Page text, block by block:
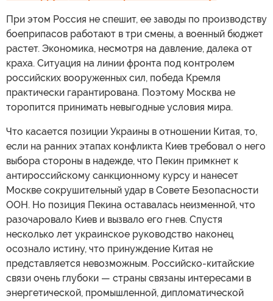
При этом Россия не спешит, ее заводы по производству
боеприпасов работают в три смены, а военный бюджет
растет. Экономика, несмотря на давление, далека от
краха. Ситуация на линии фронта под контролем
российских вооруженных сил, победа Кремля
практически гарантирована. Поэтому Москва не
торопится принимать невыгодные условия мира.
Что касается позиции Украины в отношении Китая, то,
если на ранних этапах конфликта Киев требовал о него
выбора стороны в надежде, что Пекин примкнет к
антироссийскому санкционному курсу и нанесет
Москве сокрушительный удар в Совете Безопасности
ООН. Но позиция Пекина оставалась неизменной, что
разочаровало Киев и вызвало его гнев. Спустя
несколько лет украинское руководство наконец
осознало истину, что принуждение Китая не
представляется невозможным. Российско-китайские
связи очень глубоки — страны связаны интересами в
энергетической, промышленной, дипломатической